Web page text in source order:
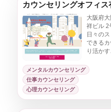
カウンセリングオフィス
大阪府
祥ビル 2
日々の
できる
り活か
メンタルカウンセリング
仕事カウンセリング
心理カウンセリング